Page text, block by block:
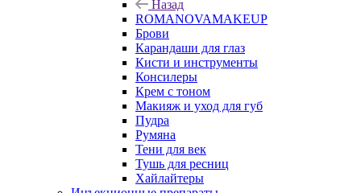
Назад
ROMANOVAMAKEUP
Брови
Карандаши для глаз
Кисти и инструменты
Консилеры
Крем с тоном
Макияж и уход для губ
Пудра
Румяна
Тени для век
Тушь для ресниц
Хайлайтеры